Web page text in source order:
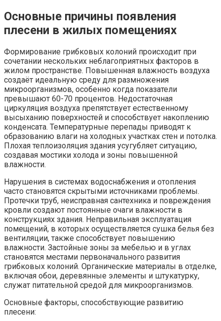
Основные причины появления
плесени в жилых помещениях
Формирование грибковых колоний происходит при
сочетании нескольких неблагоприятных факторов в
жилом пространстве. Повышенная влажность воздуха
создаёт идеальную среду для размножения
микроорганизмов, особенно когда показатели
превышают 60-70 процентов. Недостаточная
циркуляция воздуха препятствует естественному
высыханию поверхностей и способствует накоплению
конденсата. Температурные перепады приводят к
образованию влаги на холодных участках стен и потолка.
Плохая теплоизоляция здания усугубляет ситуацию,
создавая мостики холода и зоны повышенной
влажности.
Нарушения в системах водоснабжения и отопления
часто становятся скрытыми источниками проблемы.
Протечки труб, неисправная сантехника и повреждения
кровли создают постоянные очаги влажности в
конструкциях здания. Неправильная эксплуатация
помещений, в которых осуществляется сушка белья без
вентиляции, также способствует повышению
влажности. Застойные зоны за мебелью и в углах
становятся местами первоначального развития
грибковых колоний. Органические материалы в отделке,
включая обои, деревянные элементы и штукатурку,
служат питательной средой для микроорганизмов.
Основные факторы, способствующие развитию
плесени: